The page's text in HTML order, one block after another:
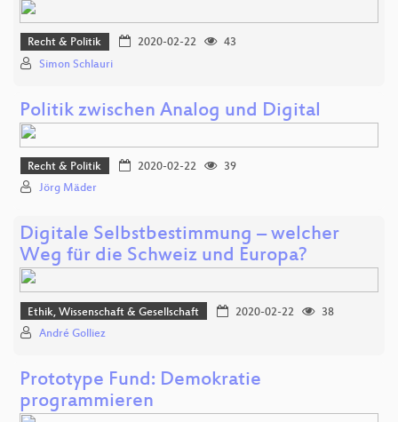
Recht & Politik 2020-02-22
43
Simon Schlauri
Politik zwischen Analog und Digital
Recht & Politik 2020-02-22
39
Jörg Mäder
Digitale Selbstbestimmung – welcher
Weg für die Schweiz und Europa?
Ethik, Wissenschaft & Gesellschaft 2020-02-22
38
André Golliez
Prototype Fund: Demokratie
programmieren